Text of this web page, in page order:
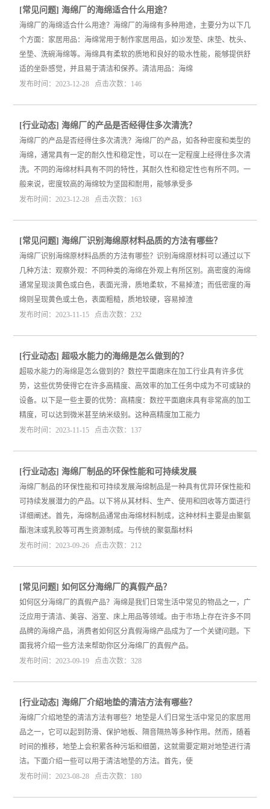
[常见问题]海绵厂的海绵适合什么用途？
海绵厂的海绵适合什么用途？海绵厂的海绵有多种用途，主要分为以下几
个方面：家居用品：海绵常用于制作家居用品，如沙发垫、床垫、枕头、
坐垫、洗碗海绵等。海绵具有柔软的质地和良好的吸水性能，能够提供舒
适的坐卧感觉，并且易于清洁和保养。清洁用品：海绵
发布时间：2023-12-28 点击次数：146
[行业动态]海绵厂的产品是否经得住多次清洗？
海绵厂的产品是否经得住多次清洗？海绵厂的产品，如各种密度和类型的
海绵，通常具有一定的耐久性和稳定性，可以在一定程度上经得住多次清
洗。不同的海绵材料具有不同的特性，其耐久性和稳定性也有所不同。一
般来说，密度较高的海绵较为坚固和耐用，能够承受多
发布时间：2023-12-28 点击次数：163
[常见问题]海绵厂识别海绵原材料品质的方法有哪些？
海绵厂识别海绵原材料品质的方法有哪些？识别海绵原材料可以通过以下
几种方法：观察外观：不同种类的海绵在外观上有所区别。高密度的海绵
通常呈现淡黄色或白色，表面光滑，质地柔软，不易掉渣；而低密度的海
绵则呈现黄色或土色，表面粗糙，质地较硬，容易掉渣
发布时间：2023-11-15 点击次数：232
[行业动态]超吸水能力的海绵是怎么做到的？
超吸水能力的海绵是怎么做到的？数控平面磨床在加工行业具有许多优
势，这些优势使得它在许多高精度、高效率的加工任务中成为不可或缺的
设备。以下是一些主要的优势：高精度：数控平面磨床具有非常高的加工
精度，可以达到微米甚至纳米级别。这种高精度加工能力
发布时间：2023-11-15 点击次数：137
[行业动态]海绵厂制品的环保性能和可持续发展
海绵厂制品的环保性能和可持续发展海绵制品是一种具有优异环保性能和
可持续发展潜力的产品。以下将从其材料、生产、使用和回收等方面进行
详细阐述。首先，海绵制品通常由海绵材料制成，这种材料主要是由聚氨
酯泡沫或乳胶等可再生资源制成。与传统的聚氨酯材料
发布时间：2023-09-26 点击次数：212
[常见问题]如何区分海绵厂的真假产品？
如何区分海绵厂的真假产品？海绵是我们日常生活中常见的物品之一，广
泛应用于清洁、美容、浴室、床上用品等领域。由于市场上存在许多不同
品牌的海绵产品，消费者如何区分真假海绵产品成为了一个关键问题。下
面我将介绍一些方法来帮助你区分海绵厂的真假产品。
发布时间：2023-09-19 点击次数：328
[行业动态]海绵厂介绍地垫的清洁方法有哪些？
海绵厂介绍地垫的清洁方法有哪些？地垫是人们日常生活中常见的家居用
品之一，它可以起到防滑、保护地板、隔音隔热等多种作用。然而，随着
时间的推移，地垫上会积累各种污垢和细菌，这就需要定期对地垫进行清
洁。下面介绍一些可以用于清洁地垫的方法。首先，使
发布时间：2023-08-28 点击次数：180